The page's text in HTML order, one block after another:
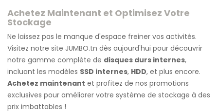
Achetez Maintenant et Optimisez Votre
Stockage
Ne laissez pas le manque d'espace freiner vos activités.
Visitez notre site JUMBO.tn dès aujourd'hui pour découvrir
notre gamme complète de disques durs internes,
incluant les modèles SSD internes, HDD, et plus encore.
Achetez maintenant et profitez de nos promotions
exclusives pour améliorer votre système de stockage à des
prix imbattables !